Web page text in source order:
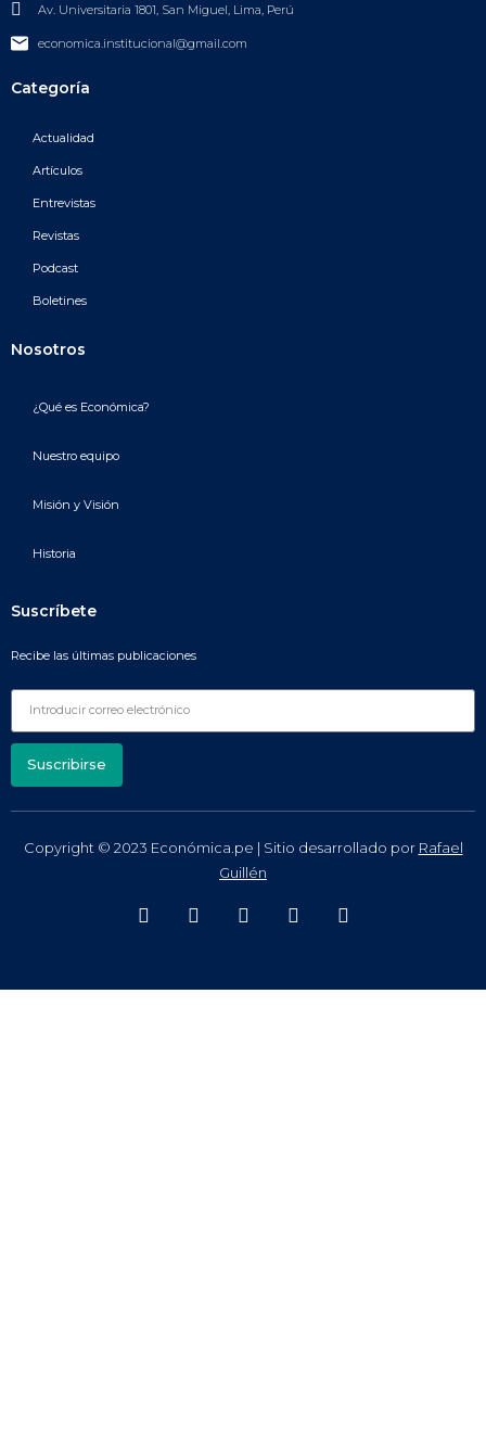
Av. Universitaria 1801, San Miguel, Lima, Perú
economica.institucional@gmail.com
Categoría
Actualidad
Artículos
Entrevistas
Revistas
Podcast
Boletines
Nosotros
¿Qué es Económica?
Nuestro equipo
Misión y Visión
Historia
Suscríbete
Recibe las últimas publicaciones
Suscribirse
Copyright © 2023 Económica.pe | Sitio desarrollado por Rafael
Guillén